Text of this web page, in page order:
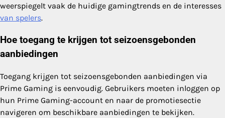
weerspiegelt vaak de huidige gamingtrends en de interesses
van spelers.
Hoe toegang te krijgen tot seizoensgebonden
aanbiedingen
Toegang krijgen tot seizoensgebonden aanbiedingen via
Prime Gaming is eenvoudig. Gebruikers moeten inloggen op
hun Prime Gaming-account en naar de promotiesectie
navigeren om beschikbare aanbiedingen te bekijken.